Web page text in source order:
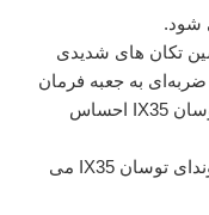
شود.
تکان های شدیدی
به جعبه فرمان
وارد میشود که از داخل کابین هیوندای توسان IX35 احساس
🔴 باعث لاستیک سایی غیر عادی در هیوندای توسان IX35 می